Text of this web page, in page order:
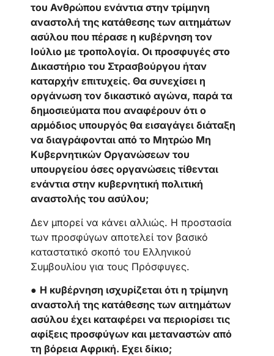
του Ανθρώπου ενάντια στην τρίμηνη
αναστολή της κατάθεσης των αιτημάτων
ασύλου που πέρασε η κυβέρνηση τον
Ιούλιο με τροπολογία. Οι προσφυγές στο
Δικαστήριο του Στρασβούργου ήταν
καταρχήν επιτυχείς. Θα συνεχίσει η
οργάνωση τον δικαστικό αγώνα, παρά τα
δημοσιεύματα που αναφέρουν ότι ο
αρμόδιος υπουργός θα εισαγάγει διάταξη
να διαγράφονται από το Μητρώο Μη
Κυβερνητικών Οργανώσεων του
υπουργείου όσες οργανώσεις τίθενται
ενάντια στην κυβερνητική πολιτική
αναστολής του ασύλου;
Δεν μπορεί να κάνει αλλιώς. Η προστασία
των προσφύγων αποτελεί τον βασικό
καταστατικό σκοπό του Ελληνικού
Συμβουλίου για τους Πρόσφυγες.
● Η κυβέρνηση ισχυρίζεται ότι η τρίμηνη
αναστολή της κατάθεσης των αιτημάτων
ασύλου έχει καταφέρει να περιορίσει τις
αφίξεις προσφύγων και μεταναστών από
τη βόρεια Αφρική. Εχει δίκιο;